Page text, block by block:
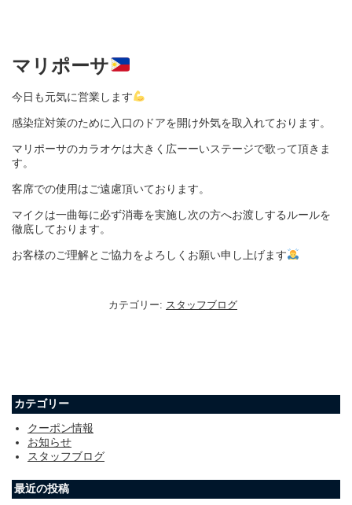
マリポーサ
今日も元気に営業します
感染症対策のために入口のドアを開け外気を取入れております。
マリポーサのカラオケは大きく広ーーいステージで歌って頂きま
す。
客席での使用はご遠慮頂いております。
マイクは一曲毎に必ず消毒を実施し次の方へお渡しするルールを
徹底しております。
お客様のご理解とご協力をよろしくお願い申し上げます
カテゴリー: スタッフブログ
カテゴリー
クーポン情報
お知らせ
スタッフブログ
最近の投稿